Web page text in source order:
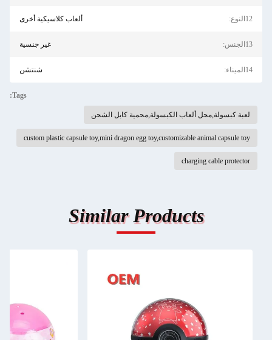
12النوع: ألعاب كلاسيكية أخرى
13الجنس: غير جنسية
14الميناء: شنتشن
Tags:
لعبة كبسولة,محل ألعاب الكبسولة,محمية كابل الشحن
custom plastic capsule toy,mini dragon egg toy,customizable animal capsule toy
charging cable protector
Similar Products